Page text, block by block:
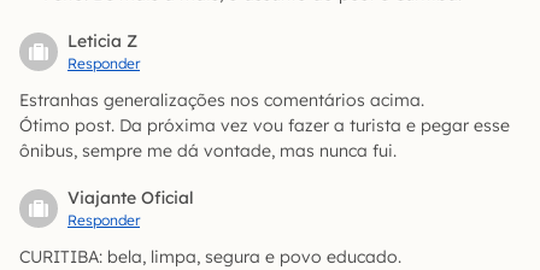
Leticia Z
Responder
Estranhas generalizações nos comentários acima.
Ótimo post. Da próxima vez vou fazer a turista e pegar esse
ônibus, sempre me dá vontade, mas nunca fui.
Viajante Oficial
Responder
CURITIBA: bela, limpa, segura e povo educado.